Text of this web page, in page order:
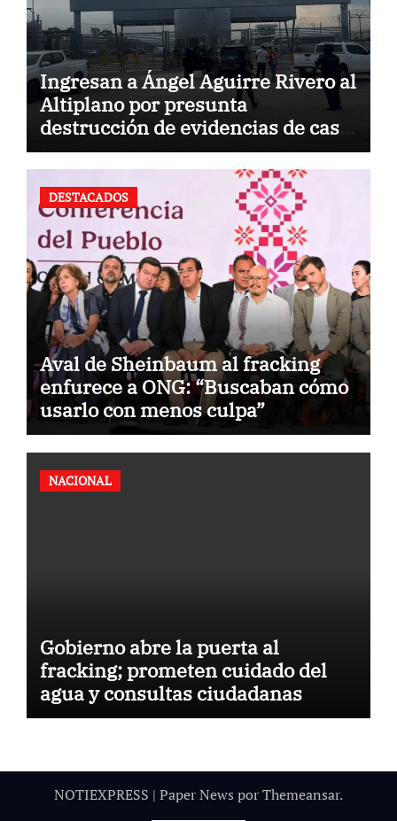
Ingresan a Ángel Aguirre Rivero al
Altiplano por presunta
destrucción de evidencias de caso
Ayotzinapa
DESTACADOS
Aval de Sheinbaum al fracking
enfurece a ONG: “Buscaban cómo
usarlo con menos culpa”
NACIONAL
Gobierno abre la puerta al
fracking; prometen cuidado del
agua y consultas ciudadanas
NOTIEXPRESS | Paper News porThemeansar.